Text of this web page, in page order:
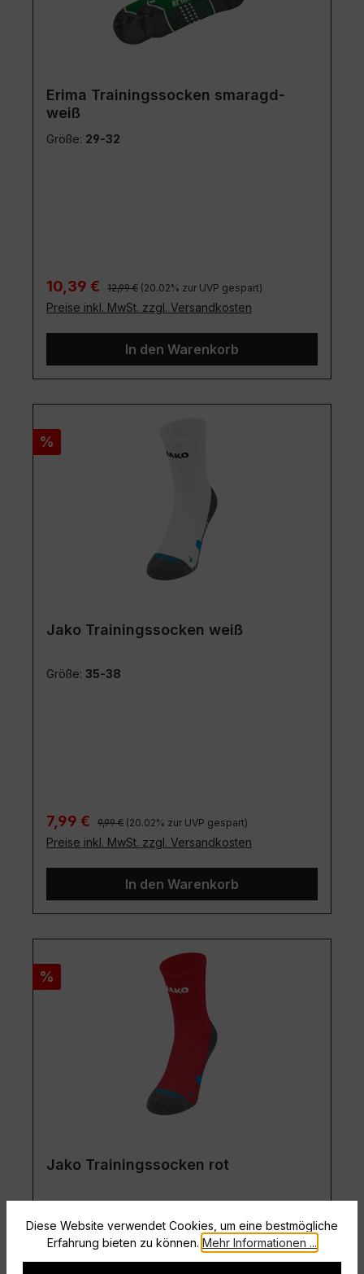
Erima Trainingssocken smaragd-
weiß
Größe: 29-32
Verkaufspreis:
10,39 € Regulärer Preis:
12,99 € (20.02% zur UVP gespart)
Preise inkl. MwSt. zzgl. Versandkosten
In den Warenkorb
Rabatt
%
Jako Trainingssocken weiß
Größe: 35-38
Verkaufspreis:
7,99 € Regulärer Preis:
9,99 € (20.02% zur UVP gespart)
Preise inkl. MwSt. zzgl. Versandkosten
In den Warenkorb
Rabatt
%
Jako Trainingssocken rot
Diese Website verwendet Cookies, um eine bestmögliche
Erfahrung bieten zu können. Mehr Informationen ...